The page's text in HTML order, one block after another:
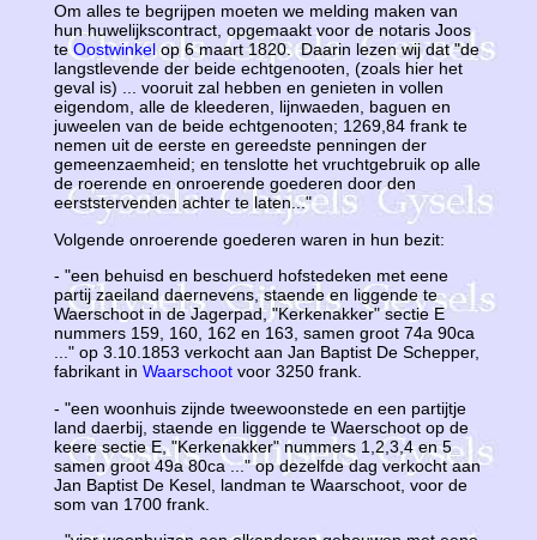
Om alles te begrijpen moeten we melding maken van
hun huwelijkscontract, opgemaakt voor de notaris Joos
teOostwinkelop 6 maart 1820. Daarin lezen wij dat "de
langstlevende der beide echtgenooten, (zoals hier het
geval is) ... vooruit zal hebben en genieten in vollen
eigendom, alle de kleederen, lijnwaeden, baguen en
juweelen van de beide echtgenooten; 1269,84 frank te
nemen uit de eerste en gereedste penningen der
gemeenzaemheid; en tenslotte het vruchtgebruik op alle
de roerende en onroerende goederen door den
eerststervenden achter te laten..."
Volgende onroerende goederen waren in hun bezit:
- "een behuisd en beschuerd hofstedeken met eene
partij zaeiland daernevens, staende en liggende te
Waerschoot in de Jagerpad, "Kerkenakker" sectie E
nummers 159, 160, 162 en 163, samen groot 74a 90ca
..." op 3.10.1853 verkocht aan Jan Baptist De Schepper,
fabrikant in Waarschootvoor 3250 frank.
- "een woonhuis zijnde tweewoonstede en een partijtje
land daerbij, staende en liggende te Waerschoot op de
keere sectie E, "Kerkenakker" nummers 1,2,3,4 en 5
samen groot 49a 80ca ..." op dezelfde dag verkocht aan
Jan Baptist De Kesel, landman te Waarschoot, voor de
som van 1700 frank.